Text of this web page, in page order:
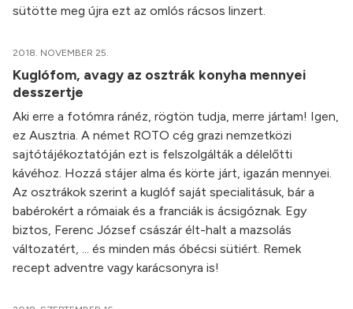
sütötte meg újra ezt az omlós rácsos linzert.
2018. NOVEMBER 25.
Kuglófom, avagy az osztrák konyha mennyei
desszertje
Aki erre a fotómra ránéz, rögtön tudja, merre jártam! Igen,
ez Ausztria. A német ROTO cég grazi nemzetközi
sajtótájékoztatóján ezt is felszolgálták a délelőtti
kávéhoz. Hozzá stájer alma és körte járt, igazán mennyei.
Az osztrákok szerint a kuglóf saját specialitásuk, bár a
babérokért a rómaiak és a franciák is ácsigóznak. Egy
biztos, Ferenc József császár élt-halt a mazsolás
változatért, ... és minden más óbécsi sütiért. Remek
recept adventre vagy karácsonyra is!